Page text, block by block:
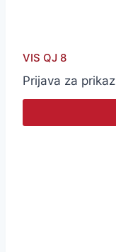
VIS QJ 8
Prijava za